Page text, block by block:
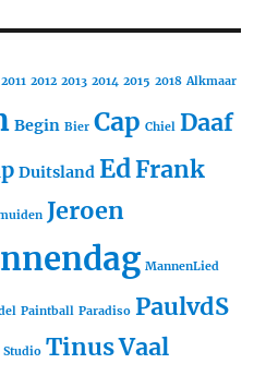
2011 2012 2013 2014 2015 2018 Alkmaar
Begin Bier Cap Chiel Daaf
Duitsland EdFrank
Jeroen
MannenLied
Paintball Paradiso PaulvdS
Studio TinusVaal